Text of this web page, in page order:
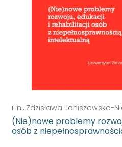
i in., Zdzisława Janiszewska-
(Nie)nowe problemy
osób z